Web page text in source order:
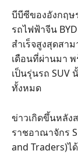
บีบีซีของอังกฤษ
รถไฟฟ้าจีน
สำเร็จสูงสุดสา
เดือนที่ผ่านมา พ
เป็นรุ่นรถ SUV
ทั้งหมด
ข่าวเกิดขึ้นหลั
ราชอาณาจักร
and Traders)ไ